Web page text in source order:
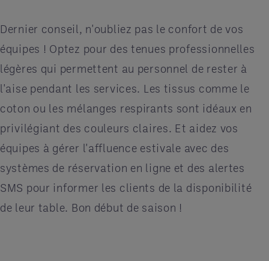
Dernier conseil, n'oubliez pas le confort de vos
équipes ! Optez pour des tenues professionnelles
légères qui permettent au personnel de rester à
l'aise pendant les services. Les tissus comme le
coton ou les mélanges respirants sont idéaux en
privilégiant des couleurs claires. Et aidez vos
équipes à gérer l'affluence estivale avec des
systèmes de réservation en ligne et des alertes
SMS pour informer les clients de la disponibilité
de leur table. Bon début de saison !